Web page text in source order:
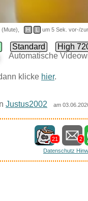
H L um 5 Sek. vor-/
Standard
High
Automatische
klicke hier.
Justus2002 am
21 2
Datenschutz